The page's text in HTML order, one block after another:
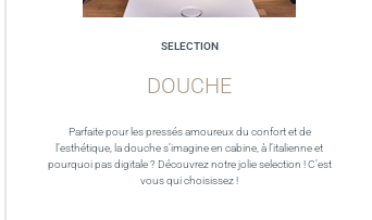
SELECTION
DOUCHE
Parfaite pour les pressés amoureux du confort et de
l’esthétique, la douche s’imagine en cabine, à l’italienne et
pourquoi pas digitale ? Découvrez notre jolie selection ! C’est
vous qui choisissez !